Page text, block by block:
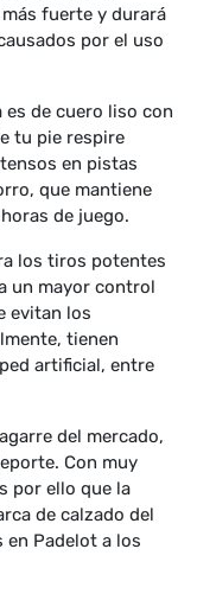
fuerte y durará
por el uso
de cuero liso con
tu pie respire
en pistas
que mantiene
de juego.
los tiros potentes
un mayor control
evitan los
tienen
artificial, entre
del mercado,
Con muy
por ello que la
de calzado del
en Padelot a los